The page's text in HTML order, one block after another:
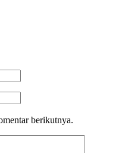
berikutnya.